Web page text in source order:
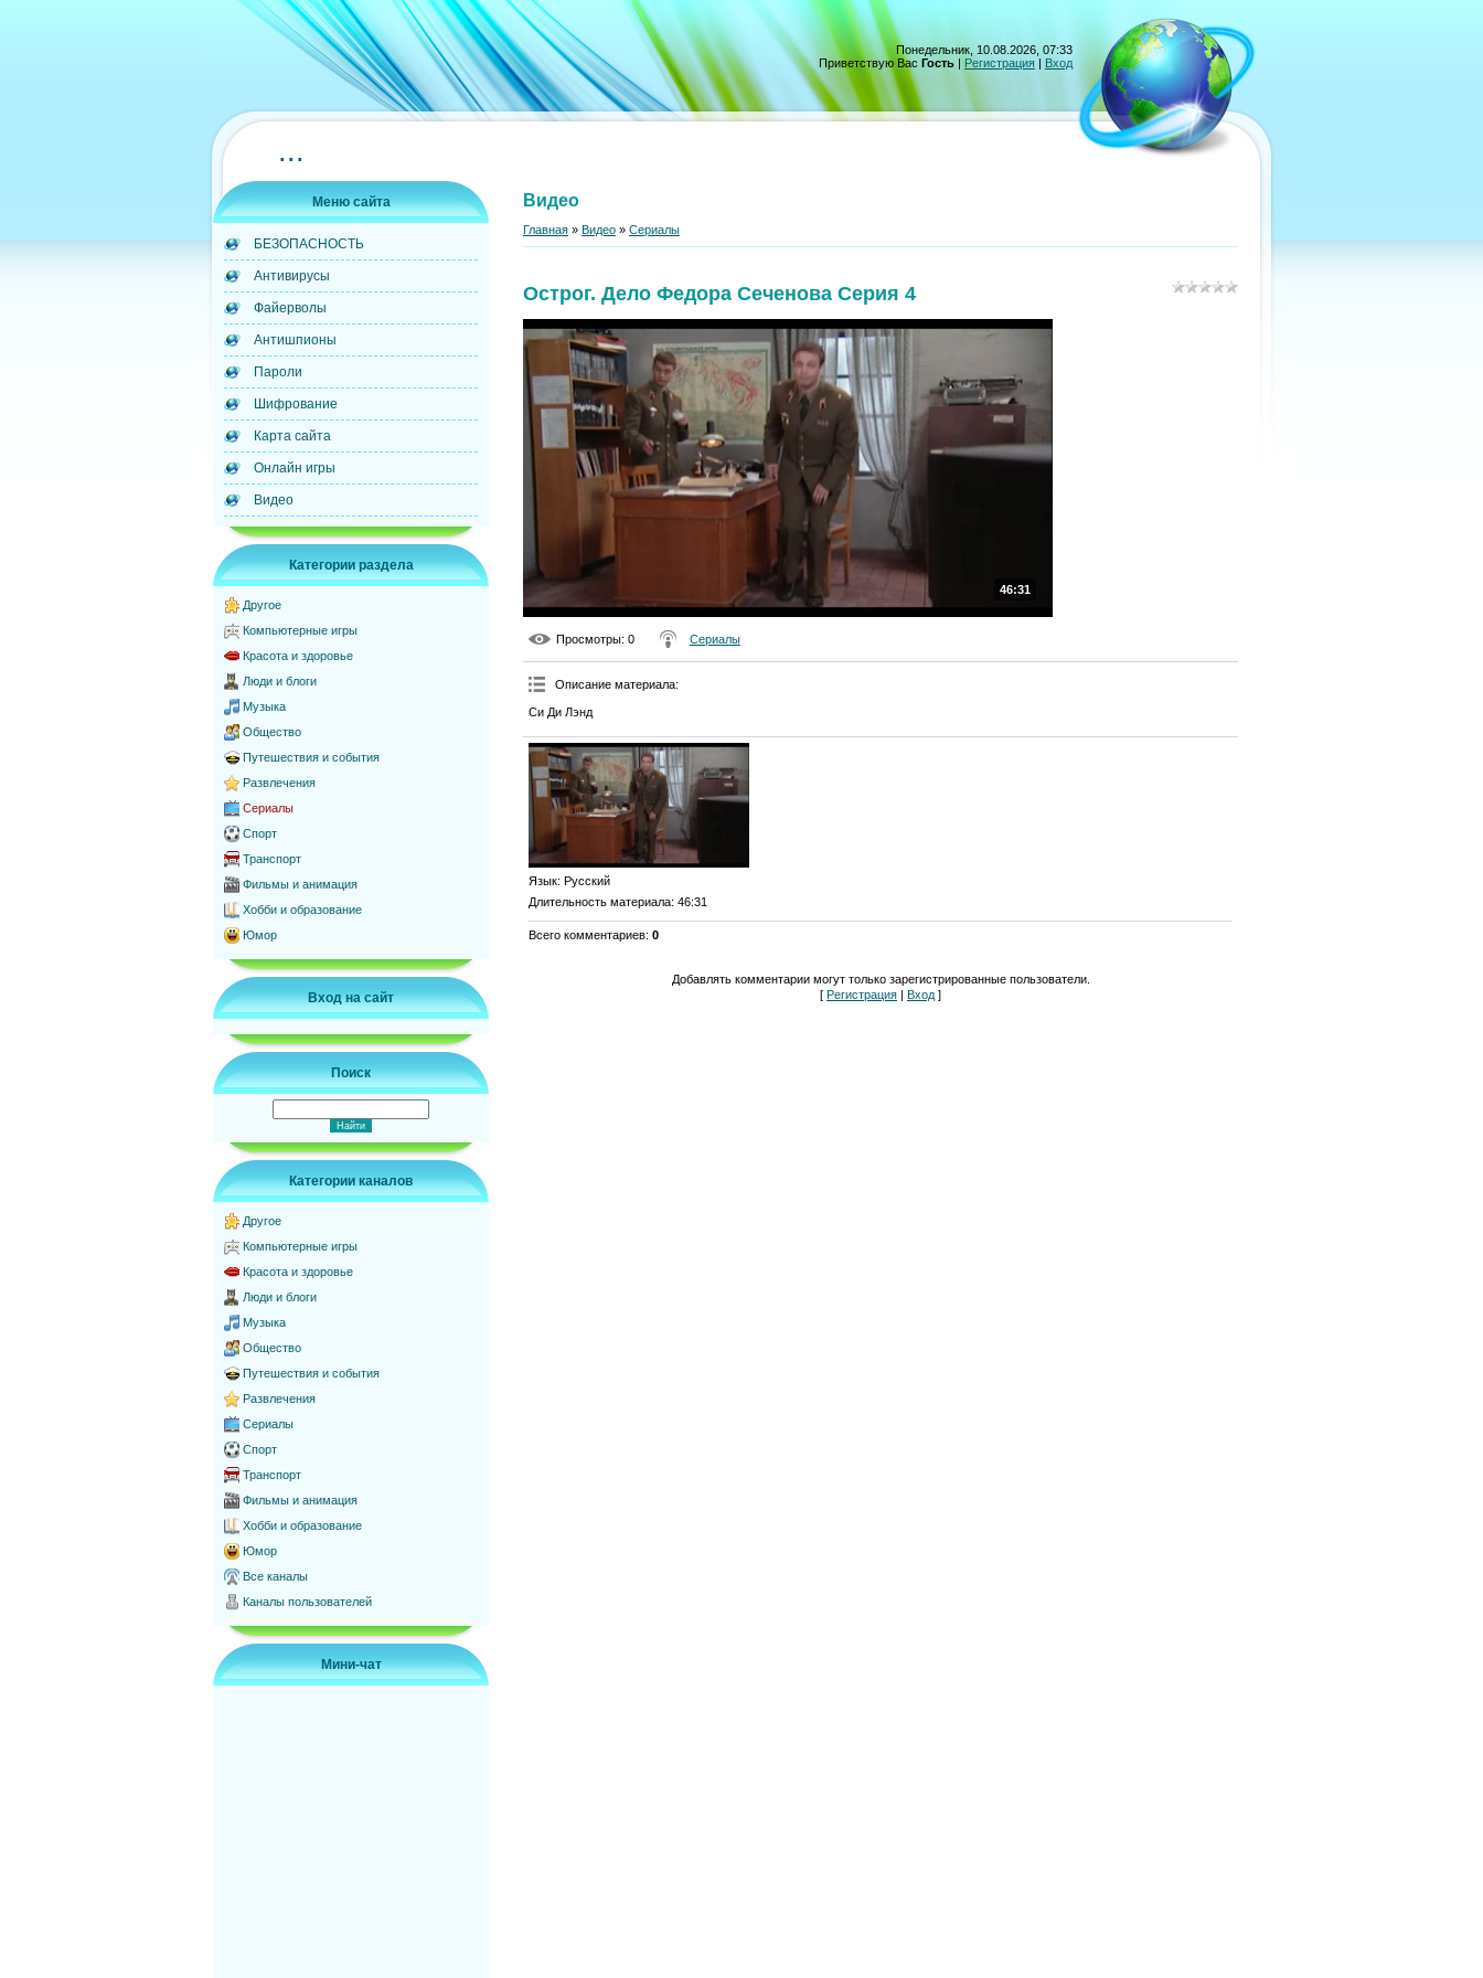
Понедельник, 10.08.2026, 07:33
Приветствую Вас Гость | Регистрация | Вход
...
Меню сайта
БЕЗОПАСНОСТЬ
Антивирусы
Файерволы
Антишпионы
Пароли
Шифрование
Карта сайта
Онлайн игры
Видео
Категории раздела
Другое
Компьютерные игры
Красота и здоровье
Люди и блоги
Музыка
Общество
Путешествия и события
Развлечения
Сериалы
Спорт
Транспорт
Фильмы и анимация
Хобби и образование
Юмор
Вход на сайт
Поиск
Категории каналов
Другое
Компьютерные игры
Красота и здоровье
Люди и блоги
Музыка
Общество
Путешествия и события
Развлечения
Сериалы
Спорт
Транспорт
Фильмы и анимация
Хобби и образование
Юмор
Все каналы
Каналы пользователей
Мини-чат
Видео
Главная » Видео » Сериалы
Острог. Дело Федора Сеченова Серия 4
46:31
Просмотры: 0 Сериалы
Описание материала:
Си Ди Лэнд
Язык: Русский
Длительность материала: 46:31
Всего комментариев: 0
Добавлять комментарии могут только зарегистрированные пользователи.
[ Регистрация | Вход ]